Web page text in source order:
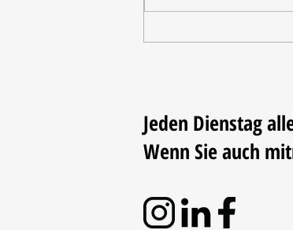
Paw Patrol erobert die
Jeden Dienstag
Wenn Sie auch